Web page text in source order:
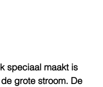
speciaal maakt is
grote stroom. De